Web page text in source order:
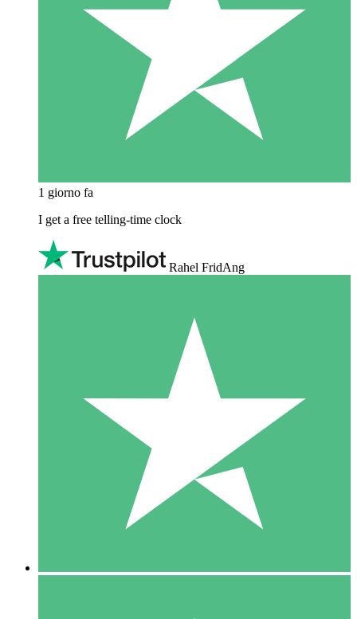
1 giorno fa
I get a free telling-time clock
Rahel FridAng